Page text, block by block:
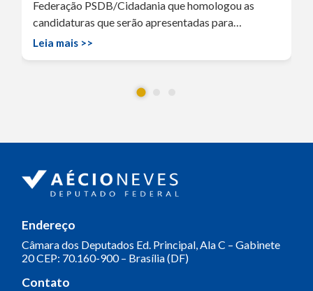
Federação PSDB/Cidadania que homologou as
candidaturas que serão apresentadas para…
Leia mais >>
Endereço
Câmara dos Deputados Ed. Principal, Ala C – Gabinete
20CEP: 70.160-900 – Brasília (DF)
Contato